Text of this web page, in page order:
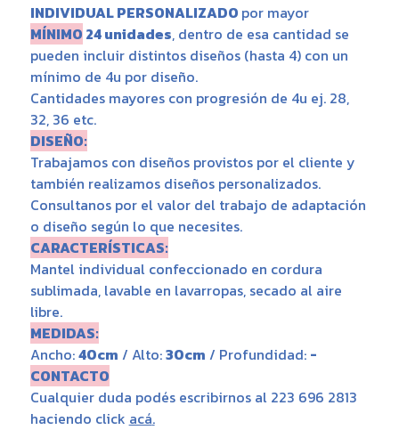
INDIVIDUAL PERSONALIZADO por mayor
MÍNIMO 24 unidades, dentro de esa cantidad se
pueden incluir distintos diseños (hasta 4) con un
mínimo de 4u por diseño.
Cantidades mayores con progresión de 4u ej. 28,
32, 36 etc.
DISEÑO:
Trabajamos con diseños provistos por el cliente y
también realizamos diseños personalizados.
Consultanos por el valor del trabajo de adaptación
o diseño según lo que necesites.
CARACTERÍSTICAS:
Mantel individual confeccionado en cordura
sublimada, lavable en lavarropas, secado al aire
libre.
MEDIDAS:
Ancho:40cm / Alto:30cm / Profundidad: -
CONTACTO
Cualquier duda podés escribirnos al 223 696 2813
haciendo click acá.